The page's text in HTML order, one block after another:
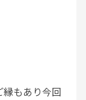
もあり今回